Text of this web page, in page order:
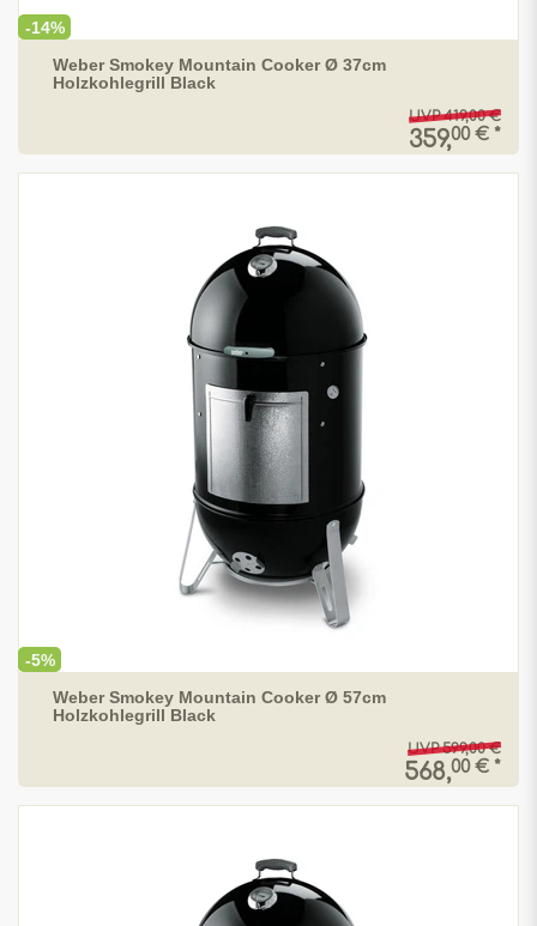
-14%
Weber Smokey Mountain Cooker Ø 37cm
Holzkohlegrill Black
UVP 419,00 €
359,00 € *
-5%
Weber Smokey Mountain Cooker Ø 57cm
Holzkohlegrill Black
UVP 599,00 €
568,00 € *